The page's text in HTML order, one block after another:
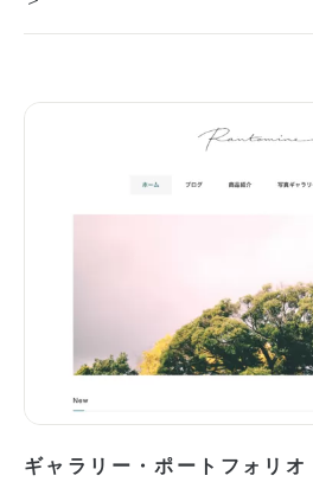
ギャラリー・ポートフォリオ